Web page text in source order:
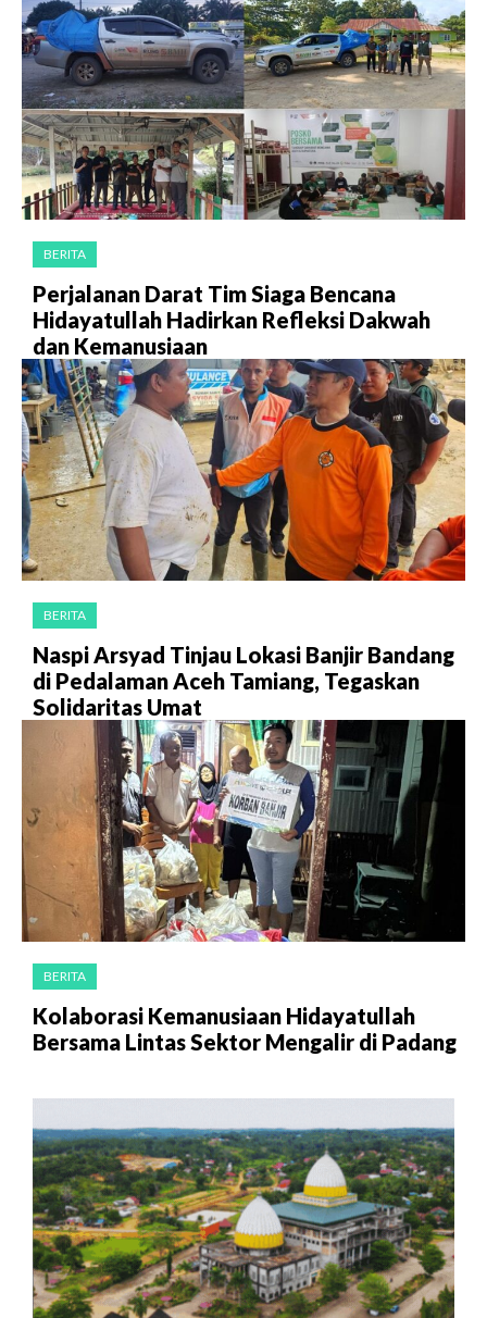
BERITA
Perjalanan Darat Tim Siaga Bencana
Hidayatullah Hadirkan Refleksi Dakwah
dan Kemanusiaan
BERITA
Naspi Arsyad Tinjau Lokasi Banjir Bandang
di Pedalaman Aceh Tamiang, Tegaskan
Solidaritas Umat
BERITA
Kolaborasi Kemanusiaan Hidayatullah
Bersama Lintas Sektor Mengalir di Padang